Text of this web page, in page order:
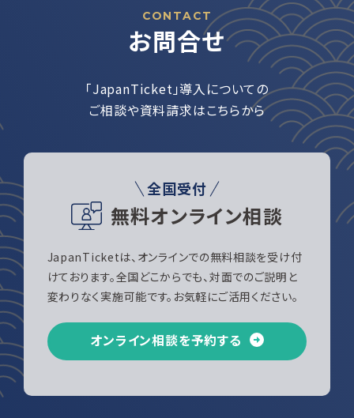
CONTACT
お問合せ
「JapanTicket」導入についての
ご相談や資料請求はこちらから
全国受付
無料オンライン相談
JapanTicketは、オンラインでの無料相談を受け付
けております。全国どこからでも、対面でのご説明と
変わりなく実施可能です。お気軽にご活用ください。
オンライン相談を予約する